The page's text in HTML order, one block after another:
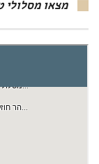
מצאו מסלולי